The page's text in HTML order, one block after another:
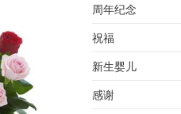
周年纪念
祝福
新生婴儿
感谢